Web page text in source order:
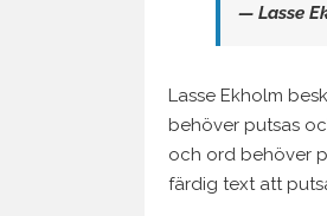
— Lasse
Lasse Ekholm
behöver putsas
och ord behöver
färdig text att